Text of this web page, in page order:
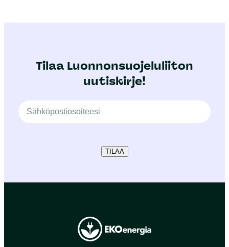
Tilaa Luonnonsuojeluliiton
uutiskirje!
TILAA